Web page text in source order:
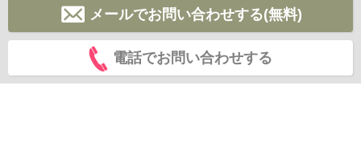
メールでお問い合わせする(無料)
電話でお問い合わせする